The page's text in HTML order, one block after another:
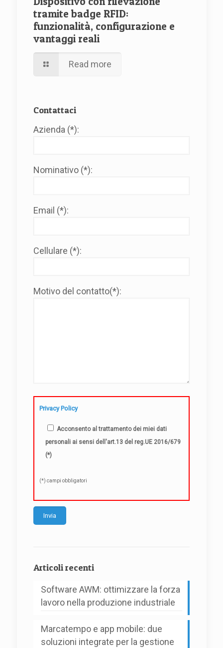
tramite badge RFID:
funzionalità, configurazione e
vantaggi reali
Read more
Contattaci
Azienda (*):
Nominativo (*):
Email (*):
Cellulare (*):
Motivo del contatto(*):
Privacy Policy
Acconsento al trattamento dei miei dati
personali ai sensi dell'art.13 del reg.UE 2016/679
(*)
(*) campi obbligatori
Articoli recenti
Software AWM: ottimizzare la forza
lavoro nella produzione industriale
Marcatempo e app mobile: due
soluzioni integrate per la gestione